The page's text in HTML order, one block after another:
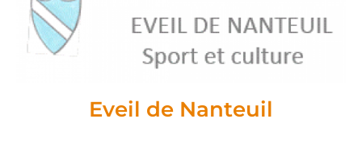
Eveil de Nanteuil